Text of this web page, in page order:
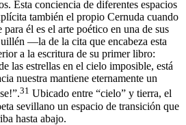
Esta conciencia de diferentes espacios
también el propio Cernuda cuando
él es el arte poético en una de sus
—la de la cita que encabeza esta
a la escritura de su primer libro:
las estrellas en el cielo imposible, está
nuestra mantiene eternamente un
31 Ubicado entre “cielo” y tierra, el
sevillano un espacio de transición que
hasta abajo.